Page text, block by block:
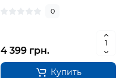
0
4 399 грн.
Купить